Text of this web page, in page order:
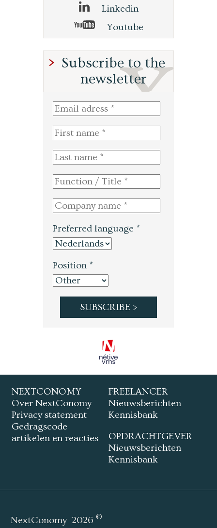
Linkedin
Youtube
Subscribe to the
newsletter
Preferred language *
Position *
NEXTCONOMY
Over NextConomy
Privacy statement
Gedragscode
artikelen en reacties
FREELANCER
Nieuwsberichten
Kennisbank
OPDRACHTGEVER
Nieuwsberichten
Kennisbank
NextConomy 2026©